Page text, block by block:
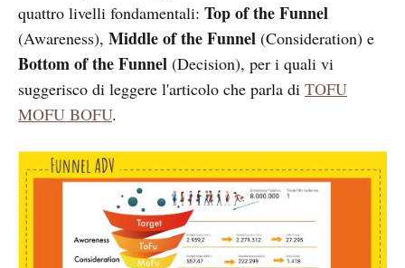
quattro livelli fondamentali: Top of the Funnel
(Awareness), Middle of the Funnel (Consideration) e
Bottom of the Funnel (Decision), per i quali vi
suggerisco di leggere l'articolo che parla di TOFU
MOFU BOFU.